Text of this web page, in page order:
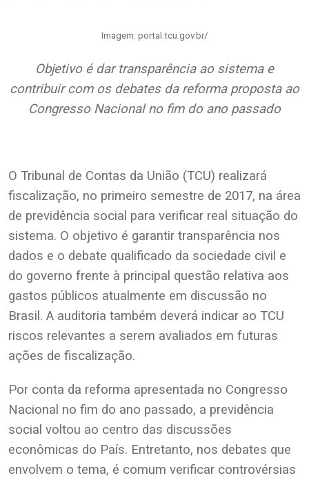
Imagem: portal.tcu.gov.br/
Objetivo é dar transparência ao sistema e
contribuir com os debates da reforma proposta ao
Congresso Nacional no fim do ano passado
O Tribunal de Contas da União (TCU) realizará
fiscalização, no primeiro semestre de 2017, na área
de previdência social para verificar real situação do
sistema. O objetivo é garantir transparência nos
dados e o debate qualificado da sociedade civil e
do governo frente à principal questão relativa aos
gastos públicos atualmente em discussão no
Brasil. A auditoria também deverá indicar ao TCU
riscos relevantes a serem avaliados em futuras
ações de fiscalização.
Por conta da reforma apresentada no Congresso
Nacional no fim do ano passado, a previdência
social voltou ao centro das discussões
econômicas do País. Entretanto, nos debates que
envolvem o tema, é comum verificar controvérsias